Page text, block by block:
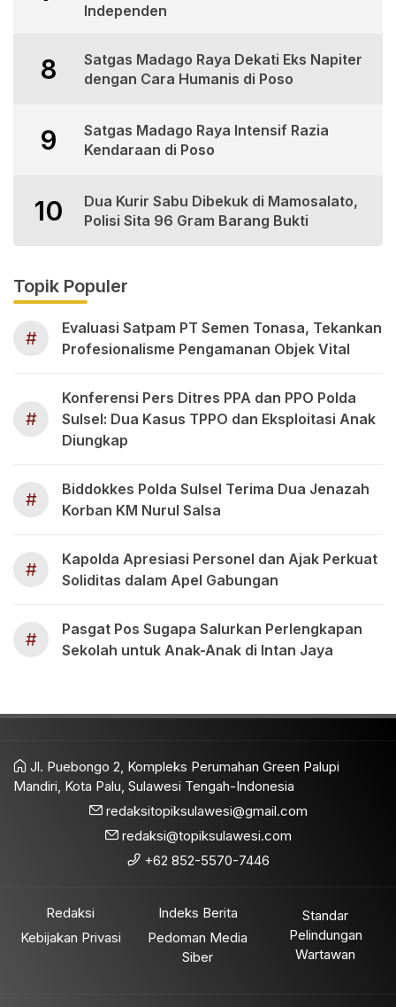
Independen
8
Satgas Madago Raya Dekati Eks Napiter
dengan Cara Humanis di Poso
9
Satgas Madago Raya Intensif Razia
Kendaraan di Poso
10
Dua Kurir Sabu Dibekuk di Mamosalato,
Polisi Sita 96 Gram Barang Bukti
Topik Populer
#
Evaluasi Satpam PT Semen Tonasa, Tekankan
Profesionalisme Pengamanan Objek Vital
#
Konferensi Pers Ditres PPA dan PPO Polda
Sulsel: Dua Kasus TPPO dan Eksploitasi Anak
Diungkap
#
Biddokkes Polda Sulsel Terima Dua Jenazah
Korban KM Nurul Salsa
#
Kapolda Apresiasi Personel dan Ajak Perkuat
Soliditas dalam Apel Gabungan
#
Pasgat Pos Sugapa Salurkan Perlengkapan
Sekolah untuk Anak-Anak di Intan Jaya
Jl. Puebongo 2, Kompleks Perumahan Green Palupi
Mandiri, Kota Palu, Sulawesi Tengah-Indonesia
redaksitopiksulawesi@gmail.com
redaksi@topiksulawesi.com
+62 852-5570-7446
Redaksi
Kebijakan Privasi
Indeks Berita
Pedoman Media
Siber
Standar
Pelindungan
Wartawan